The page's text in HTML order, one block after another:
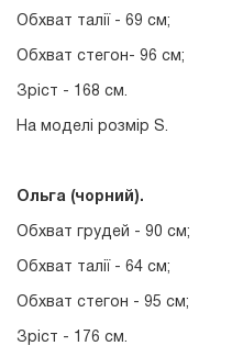
Обхват талії - 69 см;
Обхват стегон- 96 см;
Зріст - 168 см.
На моделі розмір S.
Ольга (чорний).
Обхват грудей - 90 см;
Обхват талії - 64 см;
Обхват стегон - 95 см;
Зріст - 176 см.